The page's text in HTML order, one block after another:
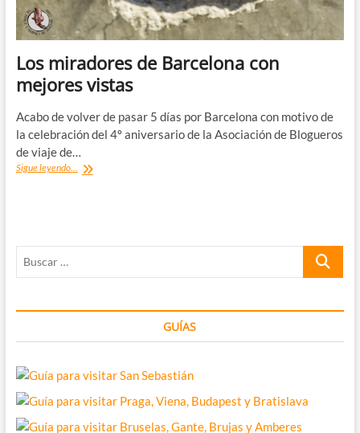
Los miradores de Barcelona con
mejores vistas
Acabo de volver de pasar 5 días por Barcelona con motivo de
la celebración del 4º aniversario de la Asociación de Blogueros
de viaje de…
Sigue leyendo...
Los
Buscar
GUÍAS